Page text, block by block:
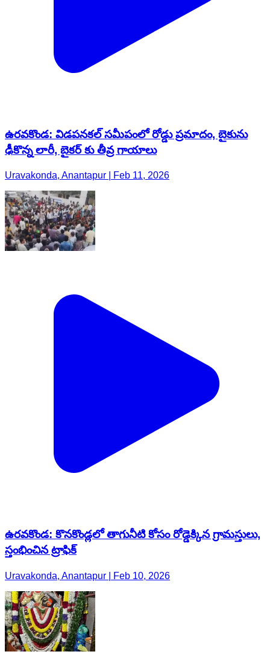
ఉరవకొండ: విడపనకల్ సమీపంలో రోడ్డు ప్రమాదం, బైకును
ఢీకొన్న లారీ, బైకర్ కు తీవ్ర గాయాలు
Uravakonda, Anantapur | Feb 11, 2026
ఉరవకొండ: కొనకొండ్లలో తాగునీటి కోసం రోడ్డెక్కిన గ్రామస్తులు,
స్తంభించిన ట్రాఫిక్
Uravakonda, Anantapur | Feb 10, 2026